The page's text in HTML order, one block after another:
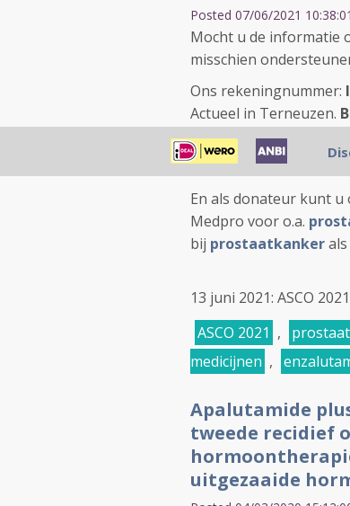
Posted 07/06/2021 10:38:01
Mocht u de informatie
misschien
Ons rekeningnummer:
Actueel in Terneuzen.
Als donateur kunt u
eenANBI status
En als donateur kunt
Medpro voor o.a.
bij prostaatkanker
13 juni 2021: ASCO
ASCO 2021 ,
medicijnen ,
Apalutamide
tweede recidief
uitgezaaide